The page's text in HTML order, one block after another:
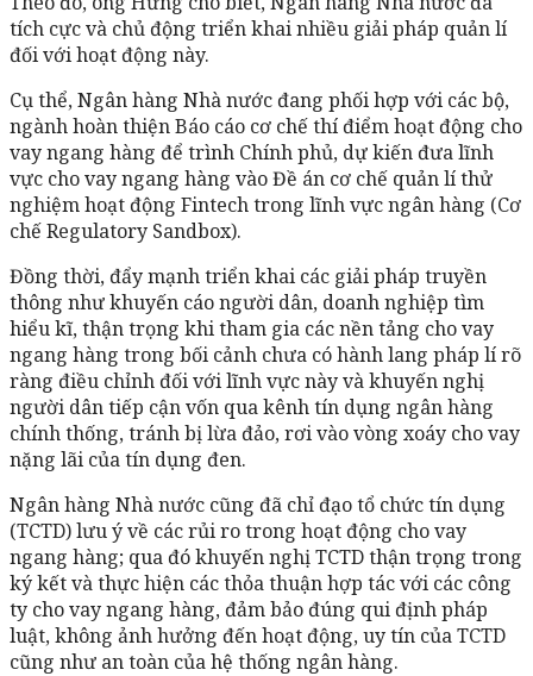
tích cực và chủ động triển khai nhiều giải pháp quản lí
đối với hoạt động này.
Cụ thể, Ngân hàng Nhà nước đang phối hợp với các bộ,
ngành hoàn thiện Báo cáo cơ chế thí điểm hoạt động cho
vay ngang hàng để trình Chính phủ, dự kiến đưa lĩnh
vực cho vay ngang hàng vào Đề án cơ chế quản lí thử
nghiệm hoạt động Fintech trong lĩnh vực ngân hàng (Cơ
chế Regulatory Sandbox).
Đồng thời, đẩy mạnh triển khai các giải pháp truyền
thông như khuyến cáo người dân, doanh nghiệp tìm
hiểu kĩ, thận trọng khi tham gia các nền tảng cho vay
ngang hàng trong bối cảnh chưa có hành lang pháp lí rõ
ràng điều chỉnh đối với lĩnh vực này và khuyến nghị
người dân tiếp cận vốn qua kênh tín dụng ngân hàng
chính thống, tránh bị lừa đảo, rơi vào vòng xoáy cho vay
nặng lãi của tín dụng đen.
Ngân hàng Nhà nước cũng đã chỉ đạo tổ chức tín dụng
(TCTD) lưu ý về các rủi ro trong hoạt động cho vay
ngang hàng; qua đó khuyến nghị TCTD thận trọng trong
ký kết và thực hiện các thỏa thuận hợp tác với các công
ty cho vay ngang hàng, đảm bảo đúng qui định pháp
luật, không ảnh hưởng đến hoạt động, uy tín của TCTD
cũng như an toàn của hệ thống ngân hàng.